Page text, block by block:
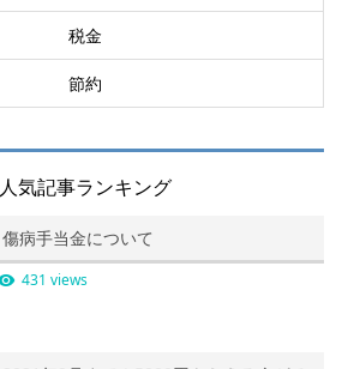
税金
節約
人気記事ランキング
傷病手当金について
431 views